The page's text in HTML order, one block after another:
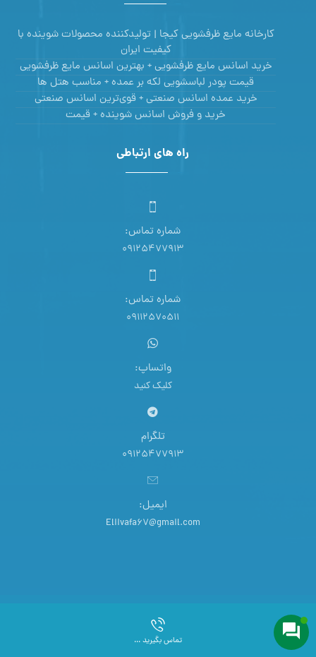
کارخانه مایع ظرفشویی کیجا | تولیدکننده محصولات شوینده با
کیفیت ایران
خرید اسانس مایع ظرفشویی + بهترین اسانس مایع ظرفشویی
قیمت پودر لباسشویی لکه بر عمده + مناسب هتل ها
خرید عمده اسانس صنعتی + قوی‌ترین اسانس‌ صنعتی
خرید و فروش اسانس شوینده + قیمت
راه های ارتباطی
شماره تماس:
09125477913
شماره تماس:
09112570511
واتساپ:
کلیک کنید
تلگرام
09125477913
ایمیل:
Eliivafa67@gmail.com
تمامی حقوق این سایت برای ستیا صنعت محفوظ است.
تماس بگیرید ...